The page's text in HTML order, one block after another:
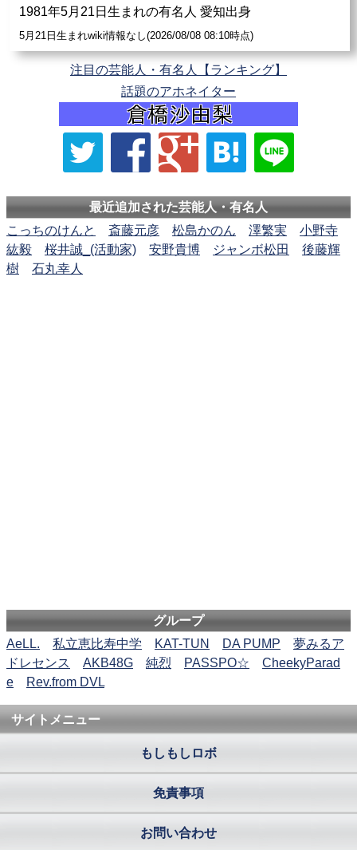
1981年5月21日生まれの有名人 愛知出身
5月21日生まれwiki情報なし(2026/08/08 08:10時点)
注目の芸能人・有名人【ランキング】
話題のアホネイター
最近追加された芸能人・有名人
こっちのけんと
斎藤元彦 松島かのん 澤繁実
小野寺
紘毅
桜井誠_(活動家) 安野貴博 ジャンボ松田
後藤輝
樹
石丸幸人
グループ
AeLL.
私立恵比寿中学 KAT-TUN DA PUMP
夢みるア
ドレセンス
AKB48G 純烈 PASSPO☆
CheekyParad
e
Rev.from DVL
サイトメニュー
もしもしロボ
免責事項
お問い合わせ